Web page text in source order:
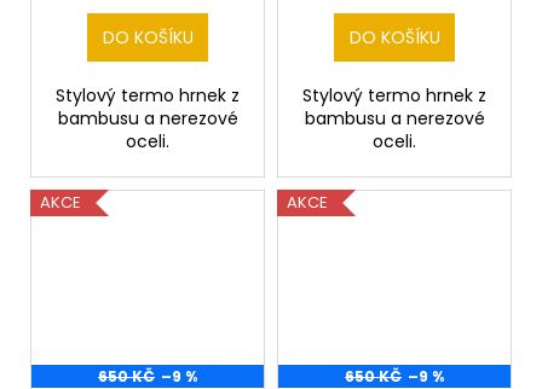
DO KOŠÍKU
Stylový termo hrnek z
bambusu a nerezové
oceli.
DO KOŠÍKU
Stylový termo hrnek z
bambusu a nerezové
oceli.
AKCE
650 KČ –9 %
AKCE
650 KČ –9 %